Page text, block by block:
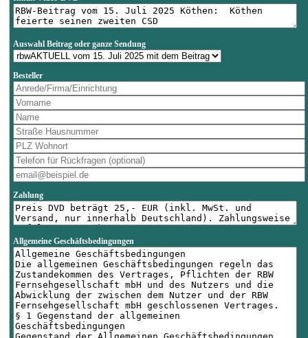
Auswahl Beitrag oder ganze Sendung
Besteller
Zahlung
Allgemeine Geschäftsbedingungen